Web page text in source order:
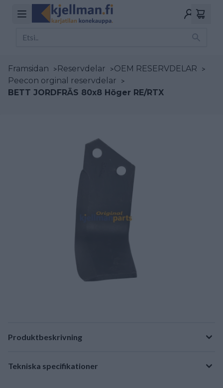
Framsidan >Reservdelar >OEM RESERVDELAR >
Peecon orginal reservdelar >
BETT JORDFRÄS 80x8 Höger RE/RTX
Produktbeskrivning
Tekniska specifikationer